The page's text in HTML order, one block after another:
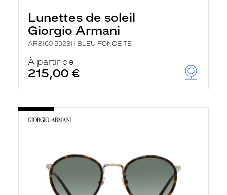
Lunettes de soleil
Giorgio Armani
AR8160 592311 BLEU FONCE TE
À partir de
215,00 €